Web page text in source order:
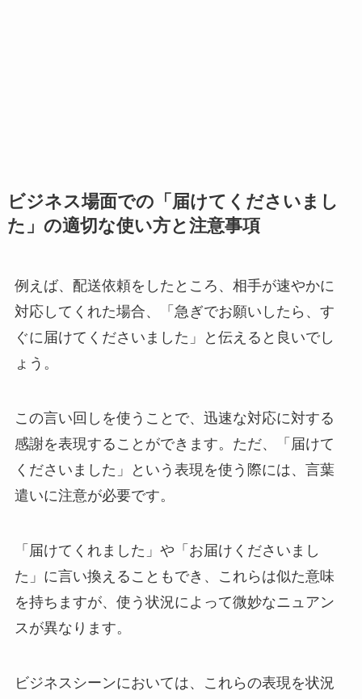
ビジネス場面での「届けてくださいまし
た」の適切な使い方と注意事項
例えば、配送依頼をしたところ、相手が速やかに
対応してくれた場合、「急ぎでお願いしたら、す
ぐに届けてくださいました」と伝えると良いでし
ょう。
この言い回しを使うことで、迅速な対応に対する
感謝を表現することができます。ただ、「届けて
くださいました」という表現を使う際には、言葉
遣いに注意が必要です。
「届けてくれました」や「お届けくださいまし
た」に言い換えることもでき、これらは似た意味
を持ちますが、使う状況によって微妙なニュアン
スが異なります。
ビジネスシーンにおいては、これらの表現を状況